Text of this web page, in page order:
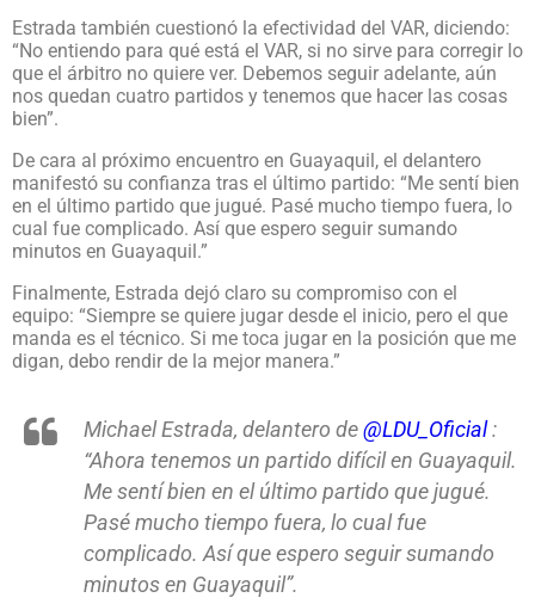
Estrada también cuestionó la efectividad del VAR, diciendo:
“No entiendo para qué está el VAR, si no sirve para corregir lo
que el árbitro no quiere ver. Debemos seguir adelante, aún
nos quedan cuatro partidos y tenemos que hacer las cosas
bien”.
De cara al próximo encuentro en Guayaquil, el delantero
manifestó su confianza tras el último partido: “Me sentí bien
en el último partido que jugué. Pasé mucho tiempo fuera, lo
cual fue complicado. Así que espero seguir sumando
minutos en Guayaquil.”
Finalmente, Estrada dejó claro su compromiso con el
equipo: “Siempre se quiere jugar desde el inicio, pero el que
manda es el técnico. Si me toca jugar en la posición que me
digan, debo rendir de la mejor manera.”
Michael Estrada, delantero de@LDU_Oficial:
“Ahora tenemos un partido difícil en Guayaquil.
Me sentí bien en el último partido que jugué.
Pasé mucho tiempo fuera, lo cual fue
complicado. Así que espero seguir sumando
minutos en Guayaquil”.